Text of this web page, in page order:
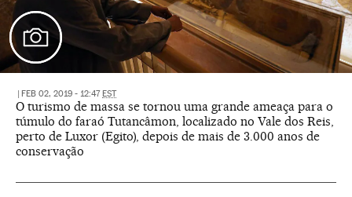
FEB 02, 2019 - 12:47 EST
O turismo de massa se tornou uma grande ameaça para o
túmulo do faraó Tutancâmon, localizado no Vale dos Reis,
perto de Luxor (Egito), depois de mais de 3.000 anos de
conservação